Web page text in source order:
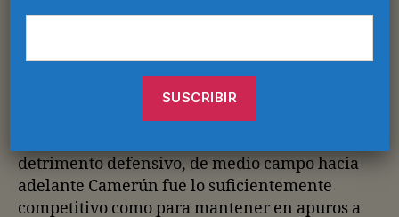
que el futbol africano se encuentra estancado
desde hace rato y cada cuatro años da menos
señales de retomar el rumbo. Dicho lo
detrimento defensivo, de medio campo hacia
adelante Camerún fue lo suficientemente
competitivo como para mantener en apuros a